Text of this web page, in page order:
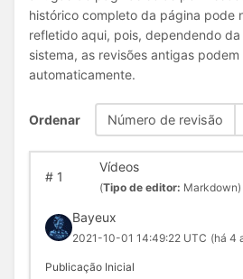
histórico completo da página pode
refletido aqui, pois, dependendo
sistema, as revisões antigas
automaticamente.
Ordenar Número de revisão
#1
Vídeos
(Tipo de editor: Markdown)
Bayeux
2021-10-01 14:49:22 UTC (há 4
Publicação Inicial